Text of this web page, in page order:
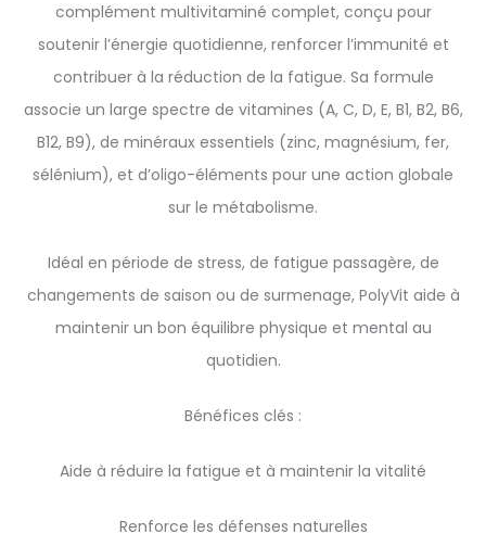
complément multivitaminé complet, conçu pour
soutenir l’énergie quotidienne, renforcer l’immunité et
contribuer à la réduction de la fatigue. Sa formule
associe un large spectre de vitamines (A, C, D, E, B1, B2, B6,
B12, B9), de minéraux essentiels (zinc, magnésium, fer,
sélénium), et d’oligo-éléments pour une action globale
sur le métabolisme.
Idéal en période de stress, de fatigue passagère, de
changements de saison ou de surmenage, PolyVit aide à
maintenir un bon équilibre physique et mental au
quotidien.
Bénéfices clés :
Aide à réduire la fatigue et à maintenir la vitalité
Renforce les défenses naturelles